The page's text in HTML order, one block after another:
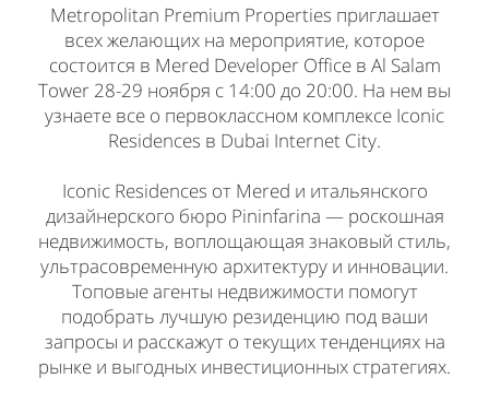
Metropolitan Premium Properties приглашает
всех желающих на мероприятие, которое
состоится в Mered Developer Office в Al Salam
Tower 28-29 ноября с 14:00 до 20:00. На нем вы
узнаете все о первоклассном комплексе Iconic
Residences в Dubai Internet City.
Iconic Residences от Mered и итальянского
дизайнерского бюро Pininfarina — роскошная
недвижимость, воплощающая знаковый стиль,
ультрасовременную архитектуру и инновации.
Топовые агенты недвижимости помогут
подобрать лучшую резиденцию под ваши
запросы и расскажут о текущих тенденциях на
рынке и выгодных инвестиционных стратегиях.